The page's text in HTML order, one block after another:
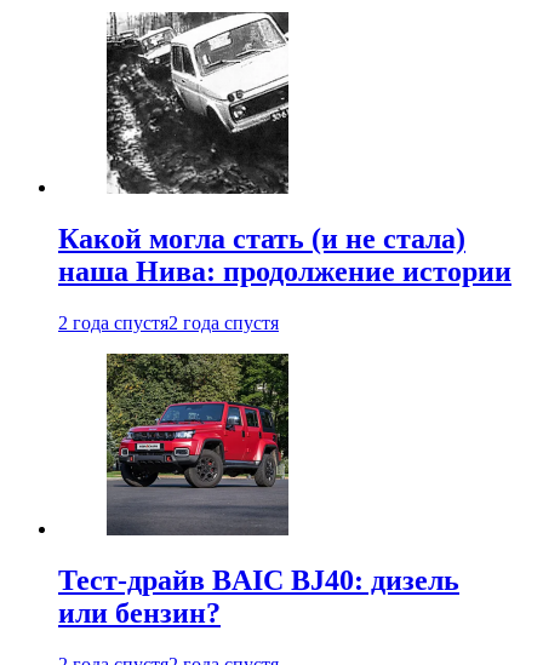
Какой могла стать (и не стала)
наша Нива: продолжение истории
2 года спустя2 года спустя
Тест-драйв BAIC BJ40: дизель
или бензин?